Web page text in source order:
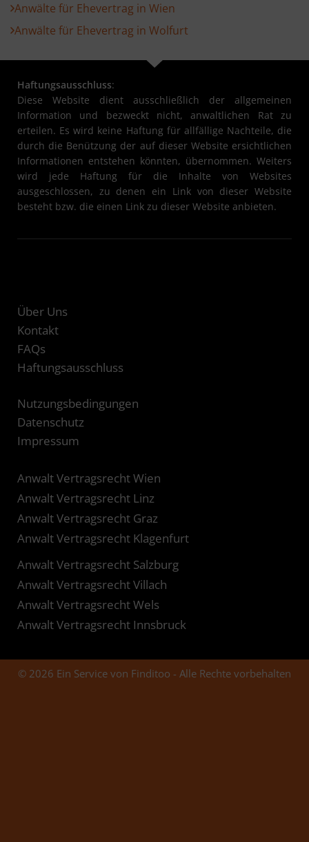
Anwälte für Ehevertrag in Wien
Anwälte für Ehevertrag in Wolfurt
Haftungsausschluss:
Diese Website dient ausschließlich der allgemeinen
Information und bezweckt nicht, anwaltlichen Rat zu
erteilen. Es wird keine Haftung für allfällige Nachteile, die
durch die Benützung der auf dieser Website ersichtlichen
Informationen entstehen könnten, übernommen. Weiters
wird jede Haftung für die Inhalte von Websites
ausgeschlossen, zu denen ein Link von dieser Website
besteht bzw. die einen Link zu dieser Website anbieten.
Über Uns
Kontakt
FAQs
Haftungsausschluss
Nutzungsbedingungen
Datenschutz
Impressum
Anwalt Vertragsrecht Wien
Anwalt Vertragsrecht Linz
Anwalt Vertragsrecht Graz
Anwalt Vertragsrecht Klagenfurt
Anwalt Vertragsrecht Salzburg
Anwalt Vertragsrecht Villach
Anwalt Vertragsrecht Wels
Anwalt Vertragsrecht Innsbruck
© 2026 Ein Service von Finditoo - Alle Rechte vorbehalten